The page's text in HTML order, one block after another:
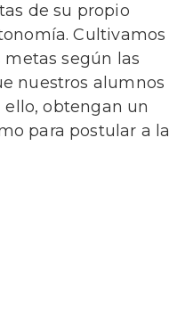
de su propio
Cultivamos
según las
nuestros alumnos
ello, obtengan un
para postular a la